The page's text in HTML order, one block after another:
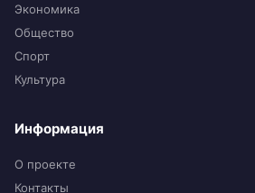
Экономика
Общество
Спорт
Культура
Информация
О проекте
Контакты